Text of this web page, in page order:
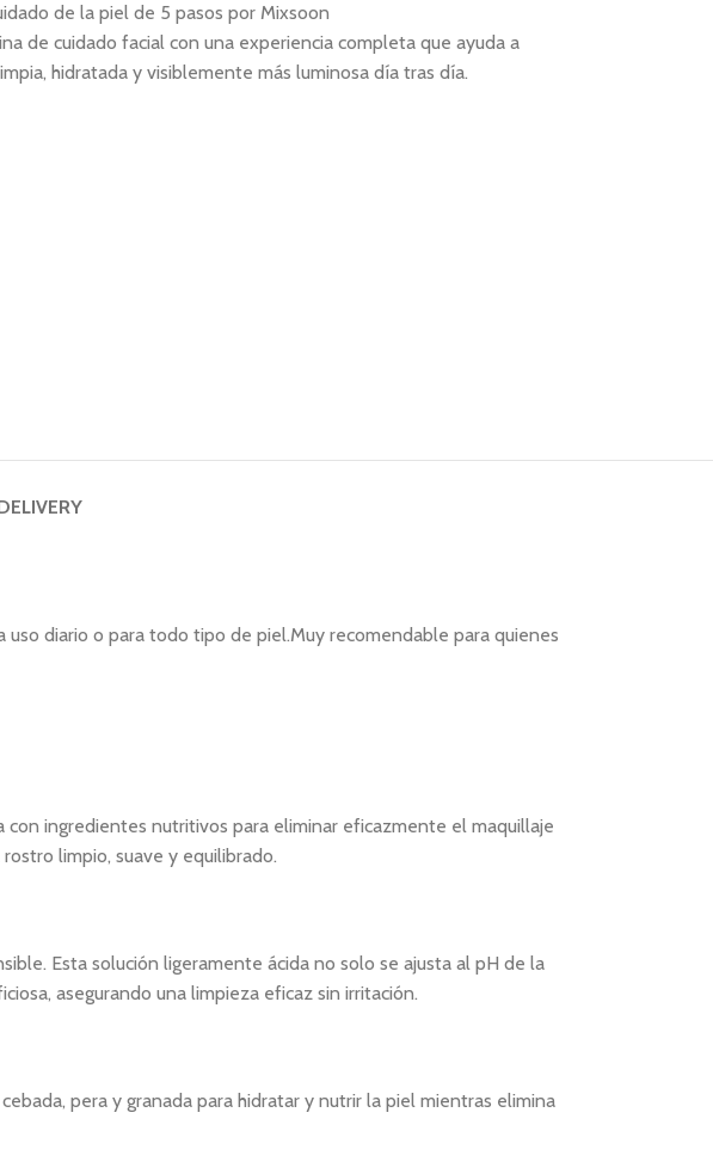
de la piel de 5 pasos por Mixsoon
de cuidado facial con una experiencia completa que ayuda a
hidratada y visiblemente más luminosa día tras día.
diario o para todo tipo de piel.Muy recomendable para quienes
ingredientes nutritivos para eliminar eficazmente el maquillaje
limpio, suave y equilibrado.
Esta solución ligeramente ácida no solo se ajusta al pH de la
asegurando una limpieza eficaz sin irritación.
pera y granada para hidratar y nutrir la piel mientras elimina